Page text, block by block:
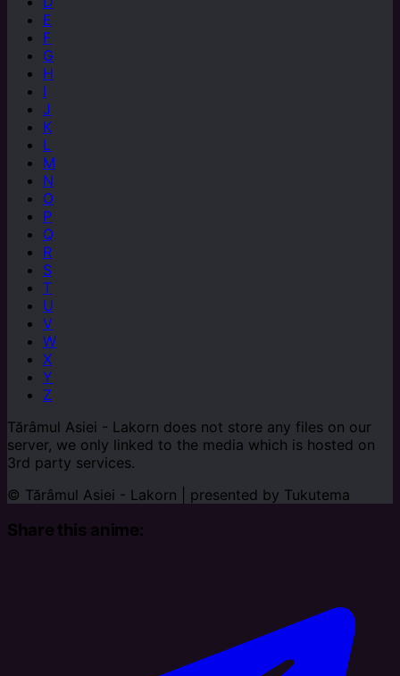
E
F
G
H
I
J
K
L
M
N
O
P
Q
R
S
T
U
V
W
X
Y
Z
Tărâmul Asiei - Lakorn does not store any files on our
server, we only linked to the media which is hosted on
3rd party services.
© Tărâmul Asiei - Lakorn | presented by Tukutema
Share this anime: